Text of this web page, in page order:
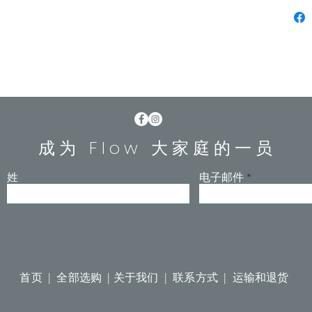
成为 Flow 大家庭的一员
姓 电子邮件
首页 |全部选购 | 关于我们 |联系方式 | 运输和退货